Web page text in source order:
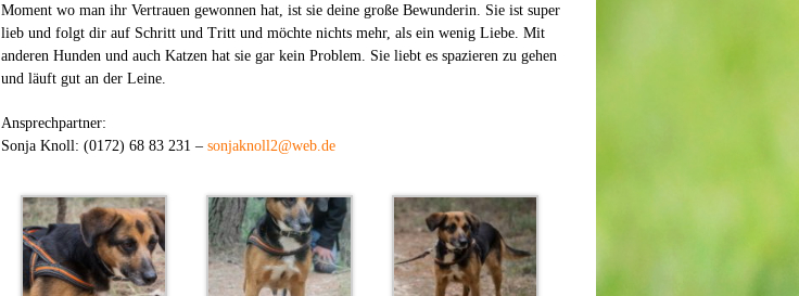
Moment wo man ihr Vertrauen gewonnen hat, ist sie deine große Bewunderin. Sie ist super
lieb und folgt dir auf Schritt und Tritt und möchte nichts mehr, als ein wenig Liebe. Mit
anderen Hunden und auch Katzen hat sie gar kein Problem. Sie liebt es spazieren zu gehen
und läuft gut an der Leine.
Ansprechpartner:
Sonja Knoll: (0172) 68 83 231 – sonjaknoll2@web.de